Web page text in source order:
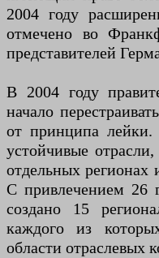
2004 году
отмечено во
представителей
В 2004 году
начало
от принципа лейки.
устойчивые
отдельных регионах
С привлечением 26
создано 15
каждого из
области отраслевых